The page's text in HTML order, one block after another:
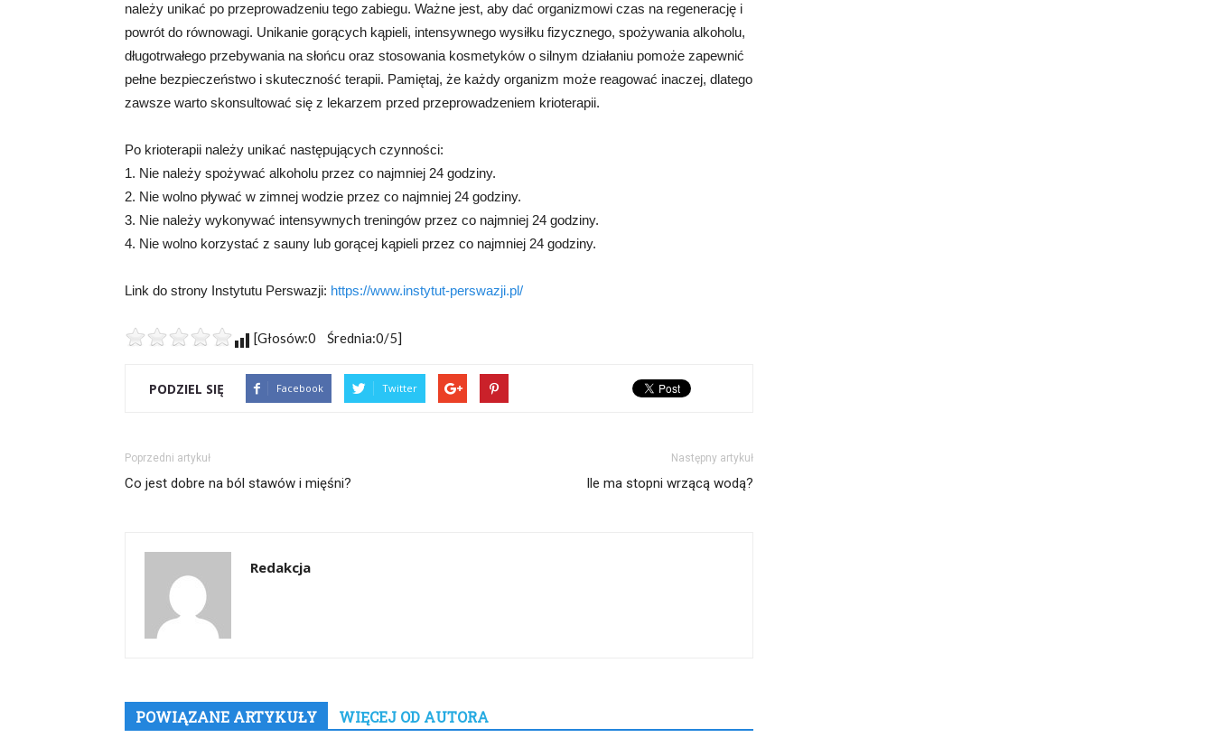
należy unikać po przeprowadzeniu tego zabiegu. Ważne jest, aby dać organizmowi czas na regenerację i
powrót do równowagi. Unikanie gorących kąpieli, intensywnego wysiłku fizycznego, spożywania alkoholu,
długotrwałego przebywania na słońcu oraz stosowania kosmetyków o silnym działaniu pomoże zapewnić
pełne bezpieczeństwo i skuteczność terapii. Pamiętaj, że każdy organizm może reagować inaczej, dlatego
zawsze warto skonsultować się z lekarzem przed przeprowadzeniem krioterapii.
Po krioterapii należy unikać następujących czynności:
1. Nie należy spożywać alkoholu przez co najmniej 24 godziny.
2. Nie wolno pływać w zimnej wodzie przez co najmniej 24 godziny.
3. Nie należy wykonywać intensywnych treningów przez co najmniej 24 godziny.
4. Nie wolno korzystać z sauny lub gorącej kąpieli przez co najmniej 24 godziny.
Link do strony Instytutu Perswazji: https://www.instytut-perswazji.pl/
[Głosów:0 Średnia:0/5]
PODZIEL SIĘ Facebook Twitter
Poprzedni artykuł
Co jest dobre na ból stawów i mięśni?
Następny artykuł
Ile ma stopni wrzącą wodą?
Redakcja
POWIĄZANE ARTYKUŁY WIĘCEJ OD AUTORA